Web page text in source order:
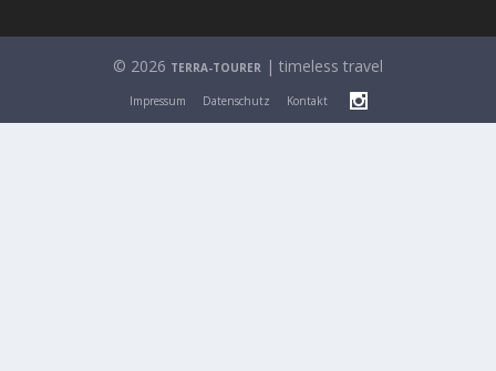
© 2026 TERRA-TOURER | timeless travel
Impressum Datenschutz Kontakt